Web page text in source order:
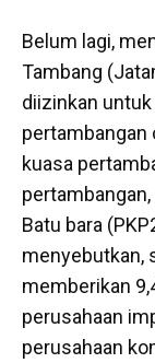
Belum lagi,
Tambang
diizinkan
pertambangan
kuasa
Batu bara
menyebutkan,
memberikan
perusahaan
perusahaan